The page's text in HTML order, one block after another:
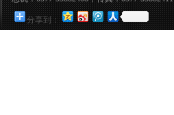
分享到：